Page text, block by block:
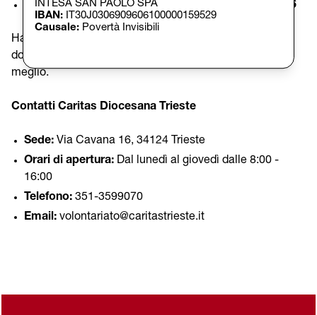
Leggi il testo integrale del Bando 2026:
Bando 2026
Hai dubbi o hai bisogno di aiuto per compilare la
domanda? Siamo a tua disposizione per orientarti al
meglio.
Contatti Caritas Diocesana Trieste
Sede: Via Cavana 16, 34124 Trieste
Orari di apertura: Dal lunedì al giovedì dalle 8:00 -
16:00
Telefono: 351-3599070
Email: volontariato@caritastrieste.it
INTESA SAN PAOLO SPA
IBAN: IT30J0306909606100000159529
Causale: Povertà Invisibili